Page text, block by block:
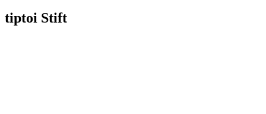
tiptoi Stift